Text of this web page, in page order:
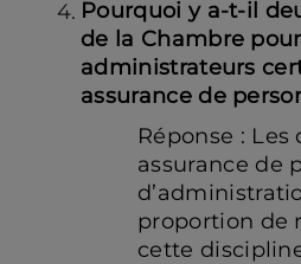
Pourquoi y a-t-il
de la Chambre
administrateurs
assurance de
Réponse :
assurance de
proportion de
cette